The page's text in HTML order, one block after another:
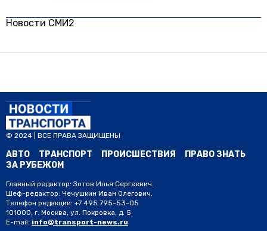
Новости СМИ2
© 2024 | ВСЕ ПРАВА ЗАЩИЩЕНЫ
АВТО ТРАНСПОРТ ПРОИСШЕСТВИЯ
ПРАВО ЗНАТЬ
ЗА РУБЕЖОМ
Главный редактор: Зотов Илья Сергеевич.
Шеф-редактор: Чечушкин Иван Олегович.
Телефон редакции: +7 495 795-53-05
101000, г. Москва, ул. Покровка, д. 5
E-mail: info@transport-news.ru